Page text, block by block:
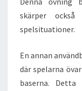
skärper
spelsituationer.
En annan
där spelarna
baserna.